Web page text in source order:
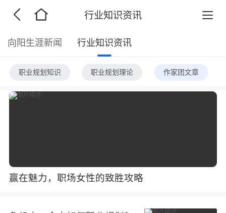
行业知识资讯
向阳生涯新闻 行业知识资讯
职业规划知识 职业规划理论 作家团文章
赢在魅力，职场女性的致胜攻略